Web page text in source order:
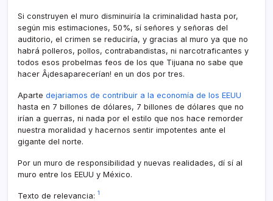
Si construyen el muro disminuirí­a la criminalidad hasta por,
según mis estimaciones, 50%, sí­ señores y señoras del
auditorio, el crimen se reducirí­a, y gracias al muro ya que no
habrá polleros, pollos, contrabandistas, ni narcotraficantes y
todos esos probelmas feos de los que Tijuana no sabe que
hacer Â¡desaparecerí­an! en un dos por tres.
Aparte dejariamos de contribuir a la economí­a de los EEUU
hasta en 7 billones de dólares, 7 billones de dólares que no
irí­an a guerras, ni nada por el estilo que nos hace remorder
nuestra moralidad y hacernos sentir impotentes ante el
gigante del norte.
Por un muro de responsibilidad y nuevas realidades, dí­ sí­ al
muro entre los EEUU y México.
Texto de relevancia: 1